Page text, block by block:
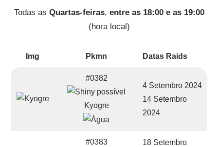
Todas as Quartas-feiras, entre as 18:00 e as 19:00
(hora local)
Img Pkmn Datas Raids
#0382
Kyogre
4 Setembro 2024
14 Setembro
2024
#0383
18 Setembro